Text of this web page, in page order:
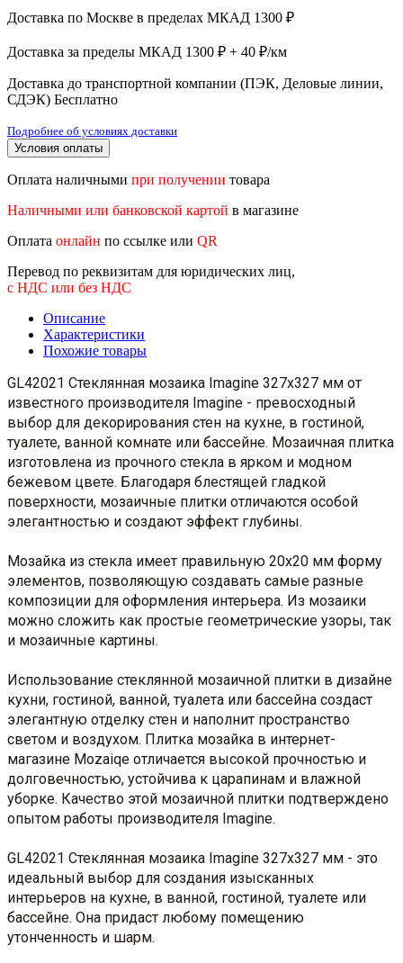
Доставка по Москве в пределах МКАД 1300 ₽
Доставка за пределы МКАД 1300 ₽ + 40 ₽/км
Доставка до транспортной компании (ПЭК, Деловые линии,
СДЭК) Бесплатно
Подробнее об условиях доставки
Условия оплаты
Оплата наличными при получении товара
Наличными или банковской картой в магазине
Оплата онлайн по ссылке или QR
Перевод по реквизитам для юридических лиц,
с НДС или без НДС
Описание
Характеристики
Похожие товары
GL42021 Стеклянная мозаика Imagine 327x327 мм от
известного производителя Imagine - превосходный
выбор для декорирования стен на кухне, в гостиной,
туалете, ванной комнате или бассейне. Мозаичная плитка
изготовлена из прочного стекла в ярком и модном
бежевом цвете. Благодаря блестящей гладкой
поверхности, мозаичные плитки отличаются особой
элегантностью и создают эффект глубины.
Мозайка из стекла имеет правильную 20х20 мм форму
элементов, позволяющую создавать самые разные
композиции для оформления интерьера. Из мозаики
можно сложить как простые геометрические узоры, так
и мозаичные картины.
Использование стеклянной мозаичной плитки в дизайне
кухни, гостиной, ванной, туалета или бассейна создаст
элегантную отделку стен и наполнит пространство
светом и воздухом. Плитка мозайка в интернет-
магазине Mozaiqe отличается высокой прочностью и
долговечностью, устойчива к царапинам и влажной
уборке. Качество этой мозаичной плитки подтверждено
опытом работы производителя Imagine.
GL42021 Стеклянная мозаика Imagine 327x327 мм - это
идеальный выбор для создания изысканных
интерьеров на кухне, в ванной, гостиной, туалете или
бассейне. Она придаст любому помещению
утонченность и шарм.